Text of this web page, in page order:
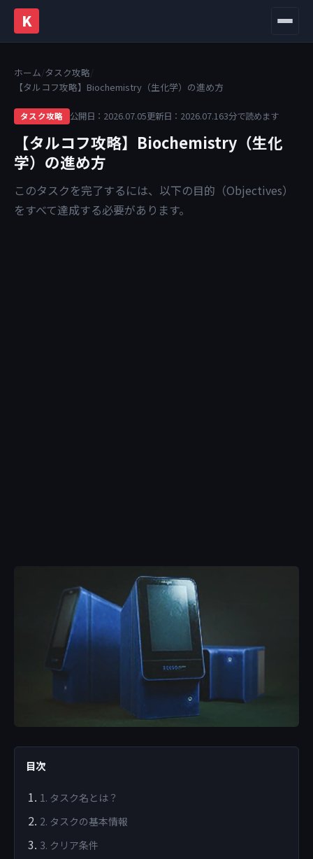
K メニュ
ホーム/タスク攻略/
【タルコフ攻略】Biochemistry（生化学）の進め方
タスク攻略 公開日：2026.07.05更新日：2026.07.163分で読めます
【タルコフ攻略】Biochemistry（生化
学）の進め方
このタスクを完了するには、以下の目的（Objectives）
をすべて達成する必要があります。
目次
1. タスク名とは？
2. タスクの基本情報
3. クリア条件